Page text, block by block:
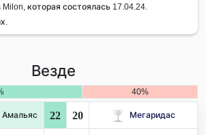
которая состоялась 17.04.24.
Везде
40%
Амальяс 22 20 Мегаридас